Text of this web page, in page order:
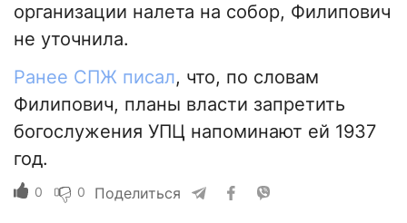
организации налета на собор, Филипович
не уточнила.
Ранее СПЖ писал, что, по словам
Филипович, планы власти запретить
богослужения УПЦ напоминают ей 1937
год.
0 0 Поделиться